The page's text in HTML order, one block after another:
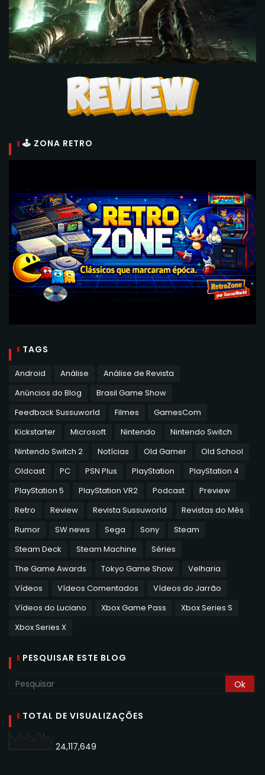
🕹 ZONA RETRO
TAGS
Android Análise
Análise de Revista
Anúncios do Blog
Brasil Game Show
Feedback Sussuworld
Filmes
GamesCom
Kickstarter
Microsoft Nintendo
Nintendo Switch
Nintendo Switch 2
Notícias Old Gamer
Old School
Oldcast
PC PSN Plus PlayStation
PlayStation 4
PlayStation 5
PlayStation VR2 Podcast
Preview
Retro
Review Revista Sussuworld
Revistas do Mês
Rumor
SW news Sega Sony
Steam
Steam Deck
Steam Machine
Séries
The Game Awards
Tokyo Game Show
Velharia
Vídeos
Vídeos Comentados
Vídeos do Jarrão
Vídeos do Luciano
Xbox Game Pass
Xbox Series S
Xbox Series X
PESQUISAR ESTE BLOG
TOTAL DE VISUALIZAÇÕES
24,117,649